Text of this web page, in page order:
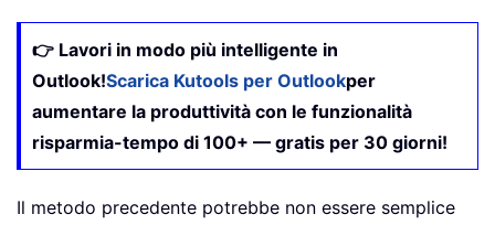
👉 Lavori in modo più intelligente in
Outlook!Scarica Kutools per Outlookper
aumentare la produttività con le funzionalità
risparmia-tempo di 100+ — gratis per 30 giorni!
Il metodo precedente potrebbe non essere semplice